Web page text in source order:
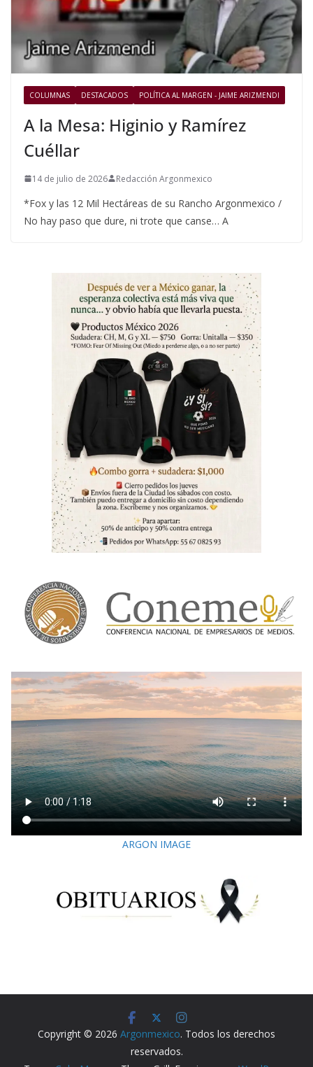
COLUMNAS DESTACADOS POLÍTICA AL MARGEN - JAIME ARIZMENDI
A la Mesa: Higinio y Ramírez
Cuéllar
14 de julio de 2026 Redacción Argonmexico
*Fox y las 12 Mil Hectáreas de su Rancho Argonmexico /
No hay paso que dure, ni trote que canse… A
ARGON IMAGE
Copyright © 2026 Argonmexico. Todos los derechos
reservados.